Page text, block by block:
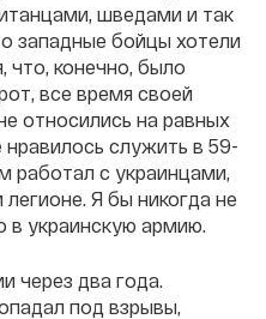
шведами и так
западные бойцы хотели
что, конечно, было
все время своей
относились на равных
служить в 59-
работал с украинцами,
Я бы никогда не
в украинскую армию.
через два года.
под взрывы,